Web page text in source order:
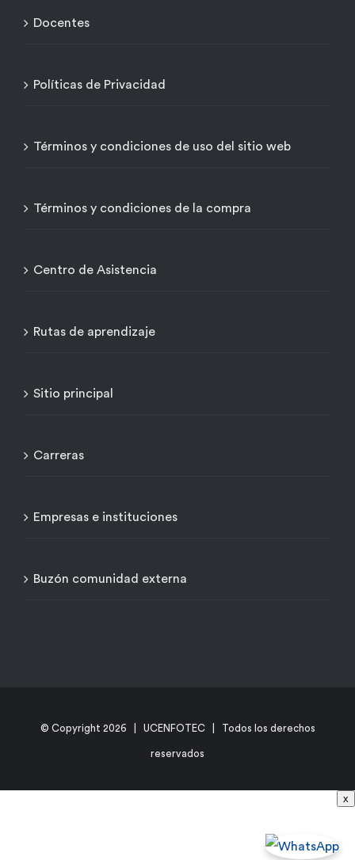
Docentes
Políticas de Privacidad
Términos y condiciones de uso del sitio web
Términos y condiciones de la compra
Centro de Asistencia
Rutas de aprendizaje
Sitio principal
Carreras
Empresas e instituciones
Buzón comunidad externa
© Copyright 2026 | UCENFOTEC | Todos los derechos
reservados
x